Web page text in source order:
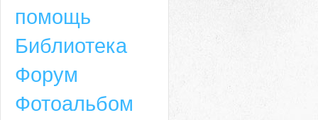
Адрес
помощь
Библиотека
Форум
Фотоальбом